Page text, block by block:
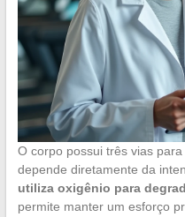
O corpo possui três vias
depende diretamente da
utiliza oxigênio para
permite manter um esforço